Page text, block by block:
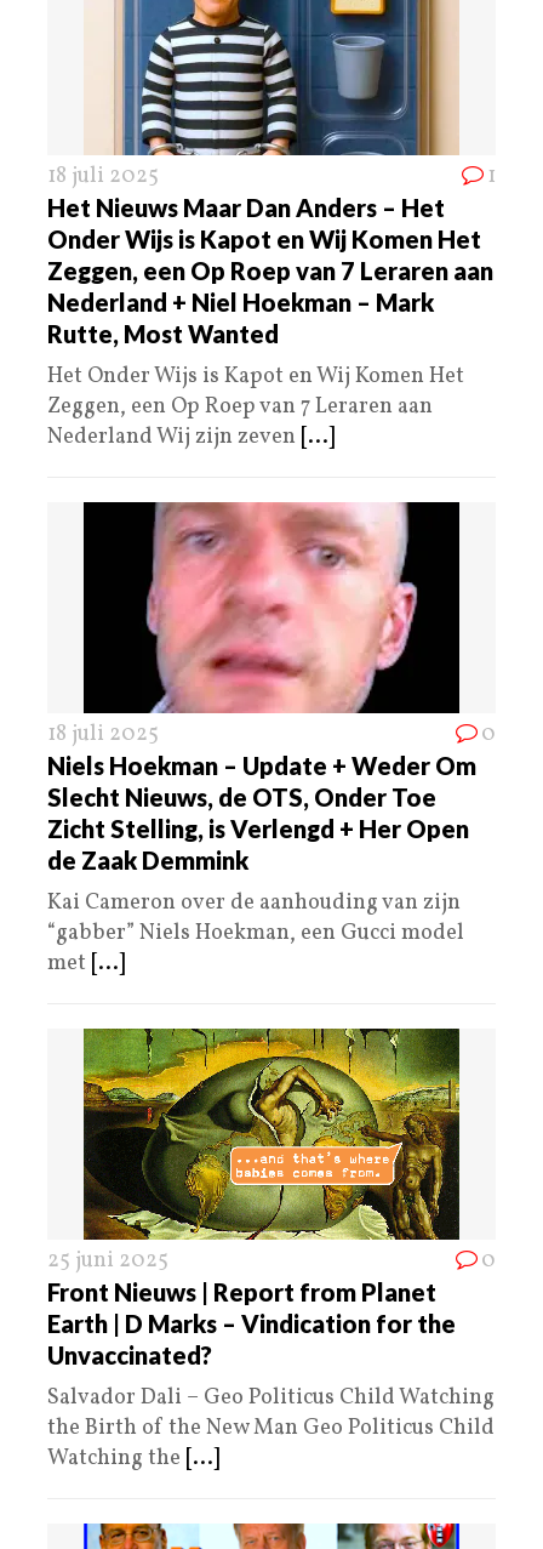
18 juli 2025 1
Het Nieuws Maar Dan Anders – Het
Onder Wijs is Kapot en Wij Komen Het
Zeggen, een Op Roep van 7 Leraren aan
Nederland + Niel Hoekman – Mark
Rutte, Most Wanted
Het Onder Wijs is Kapot en Wij Komen Het
Zeggen, een Op Roep van 7 Leraren aan
Nederland Wij zijn zeven [...]
18 juli 2025 0
Niels Hoekman – Update + Weder Om
Slecht Nieuws, de OTS, Onder Toe
Zicht Stelling, is Verlengd + Her Open
de Zaak Demmink
Kai Cameron over de aanhouding van zijn
“gabber” Niels Hoekman, een Gucci model
met [...]
25 juni 2025 0
Front Nieuws | Report from Planet
Earth | D Marks – Vindication for the
Unvaccinated?
Salvador Dali – Geo Politicus Child Watching
the Birth of the New Man Geo Politicus Child
Watching the [...]